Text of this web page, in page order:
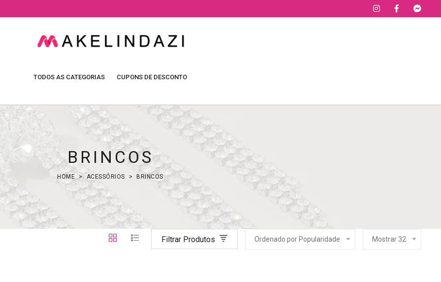
TODOS AS CATEGORIAS CUPONS DE DESCONTO
BRINCOS
HOME ACESSÓRIOS BRINCOS
Filtrar Produtos Ordenado por Popularidade Mostrar 32